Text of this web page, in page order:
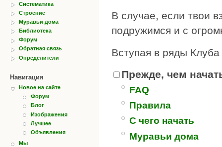
Систематика
Строение
Муравьи дома
Библиотека
Форум
Обратная связь
Определители
Навигация
Новое на сайте
Форум
Блог
Изображения
Лучшее
Объявления
Мы
В случае, если твои
подружимся и с
Вступая в ряды
Прежде, чем
FAQ
Правила
С чего начать
Муравьи дома